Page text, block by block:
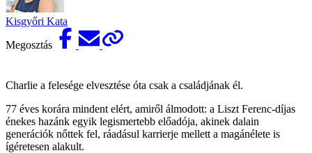
Kisgyőri Kata
Megosztás
Charlie a felesége elvesztése óta csak a családjának él.
77 éves korára mindent elért, amiről álmodott: a Liszt Ferenc-díjas
énekes hazánk egyik legismertebb előadója, akinek dalain
generációk nőttek fel, ráadásul karrierje mellett a magánélete is
ígéretesen alakult.